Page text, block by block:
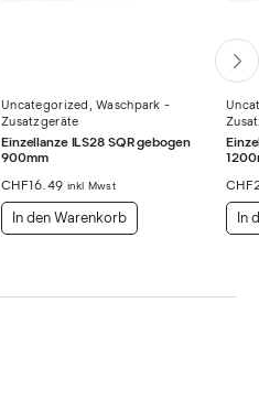
Uncategorized ,Waschpark -
Zusatzgeräte
Einzellanze ILS28 SQR gebogen
900mm
CHF16.49 inkl Mwst
In den Warenkorb
CHF
In